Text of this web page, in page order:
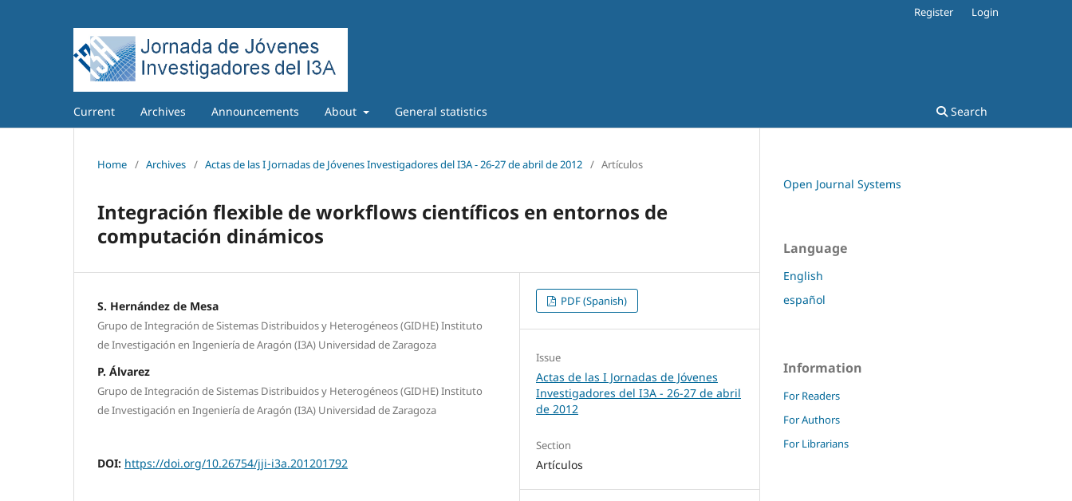
Current Archives Announcements About General statistics Search
Register Login
Home / Archives / Actas de las I Jornadas de Jóvenes Investigadores del I3A - 26‐27 de abril de 2012 / Artículos
Integración flexible de workflows científicos en entornos de
computación dinámicos
S. Hernández de Mesa
Grupo de Integración de Sistemas Distribuidos y Heterogéneos (GIDHE) Instituto
de Investigación en Ingeniería de Aragón (I3A) Universidad de Zaragoza
P. Álvarez
Grupo de Integración de Sistemas Distribuidos y Heterogéneos (GIDHE) Instituto
de Investigación en Ingeniería de Aragón (I3A) Universidad de Zaragoza
DOI: https://doi.org/10.26754/jji-i3a.201201792
PDF (Spanish)
Issue
Actas de las I Jornadas de Jóvenes
Investigadores del I3A - 26‐27 de abril
de 2012
Section
Artículos
Open Journal Systems
Language
English
español
Information
For Readers
For Authors
For Librarians